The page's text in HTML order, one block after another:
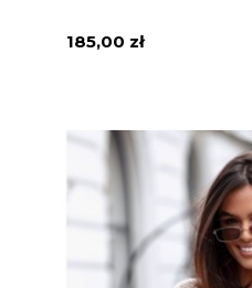
185,00 zł